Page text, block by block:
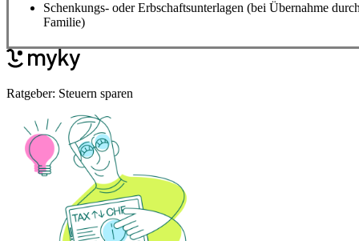
Schenkungs- oder Erbschaftsunterlagen (bei Übernahme
Familie)
Ratgeber: Steuern sparen